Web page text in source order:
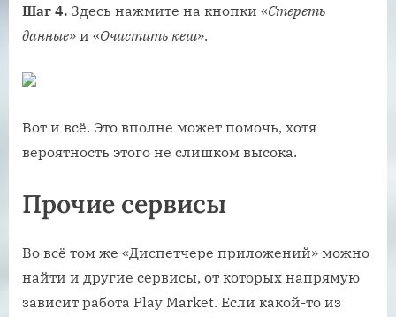
Шаг 4. Здесь нажмите на кнопки «Стереть
данные» и «Очистить кеш».
Вот и всё. Это вполне может помочь, хотя
вероятность этого не слишком высока.
Прочие сервисы
Во всё том же «Диспетчере приложений» можно
найти и другие сервисы, от которых напрямую
зависит работа Play Market. Если какой-то из